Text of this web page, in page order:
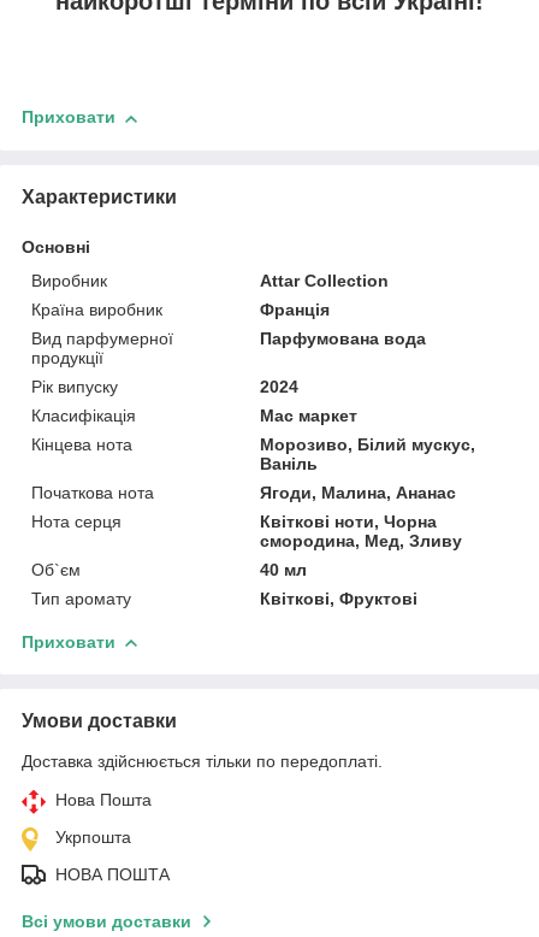
Приховати
Характеристики
Основні
Виробник
Attar Collection
Країна виробник
Франція
Вид парфумерної
продукції
Парфумована вода
Рік випуску
2024
Класифікація
Мас маркет
Кінцева нота
Морозиво, Білий мускус,
Ваніль
Початкова нота
Ягоди, Малина, Ананас
Нота серця
Квіткові ноти, Чорна
смородина, Мед, Зливу
Об`єм
40 мл
Тип аромату
Квіткові, Фруктові
Приховати
Умови доставки
Доставка здійснюється тільки по передоплаті.
Нова Пошта
Укрпошта
НОВА ПОШТА
Всі умови доставки